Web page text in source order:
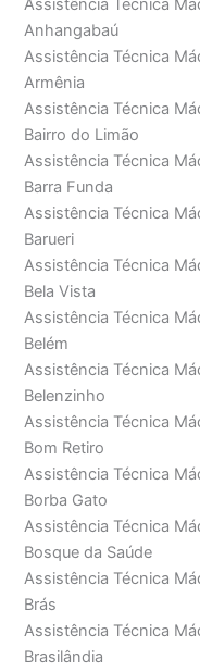
Assistência Técnica
Anhangabaú
Assistência Técnica
Armênia
Assistência Técnica
Bairro do Limão
Assistência Técnica
Barra Funda
Assistência Técnica
Barueri
Assistência Técnica
Bela Vista
Assistência Técnica
Belém
Assistência Técnica
Belenzinho
Assistência Técnica
Bom Retiro
Assistência Técnica
Borba Gato
Assistência Técnica
Bosque da Saúde
Assistência Técnica
Brás
Assistência Técnica
Brasilândia